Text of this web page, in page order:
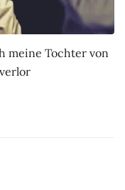
meine Tochter von